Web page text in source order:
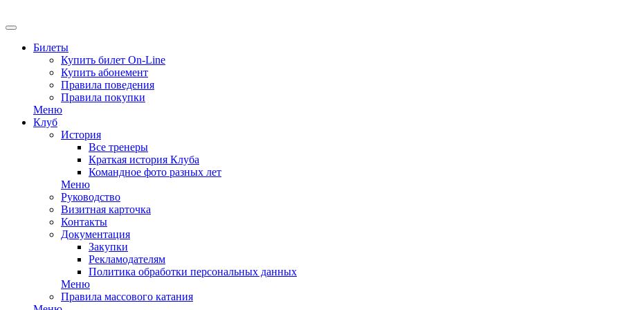
Билеты
Купить билет On-Line
Купить абонемент
Правила поведения
Правила покупки
Меню
Клуб
История
Все тренеры
Краткая история Клуба
Командное фото разных лет
Меню
Руководство
Визитная карточка
Контакты
Документация
Закупки
Рекламодателям
Политика обработки персональных данных
Меню
Правила массового катания